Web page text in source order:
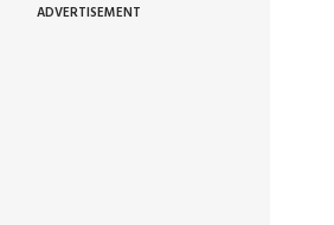
ADVERTISEMENT